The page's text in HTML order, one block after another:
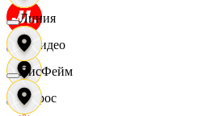
МВидео
Мирос
Линия
ЛисФейм